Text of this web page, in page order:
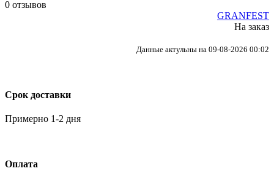
0 отзывов
GRANFEST
На заказ
Данные актульны на 09-08-2026 00:02
Срок доставки
Примерно 1-2 дня
Оплата